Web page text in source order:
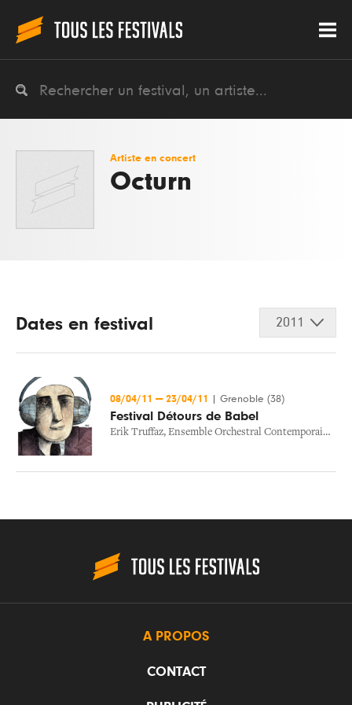
Artiste en concert
Octurn
Dates en festival 2011
08/04/11 — 23/04/11 Grenoble (38)
Festival Détours de Babel
Erik Truffaz, Ensemble Orchestral Contemporain ,
A PROPOS
CONTACT